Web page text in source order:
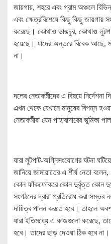
জায়গায়, শহরে এবং গ্রাম অঞ্চলে
এবং ক্ষেত্রবিশেষে কিছু কিছু জায়গায়
করেছে। কোথাও ভাঙচুর, কোথাও
হয়েছে। যাদের অন্তরে বিবেক আছে,
না।
দলের নেতাকর্মীদের এ বিষয়ে
এখন থেকে যেখানে মানুষের বিপন্ন
নেতাকর্মীরা যেন পাহারাদারের ভূমিকা
যারা লুটপাট-অগ্নিসংযোগের ঘটনা
জানিয়ে জামায়াতের এ শীর্ষ নেতা
কোন ফাঁকফোকরে কোন দুর্বৃত্ত কোন
সংগঠনের দ্বারা প্রতিরোধ করা
দায়িত্ব পালন করতে হবে। তাহলে
যারা ইতিমধ্যে এ কাজগুলো করেছে,
হবে। তাদের ছাড় দেওয়া ঠিক হবে না।